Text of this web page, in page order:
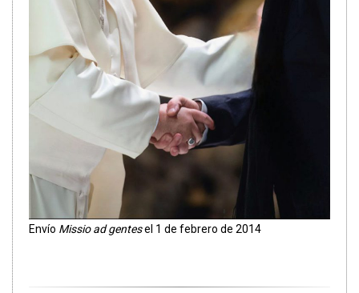
Envío Missio ad gentesel 1 de febrero de 2014